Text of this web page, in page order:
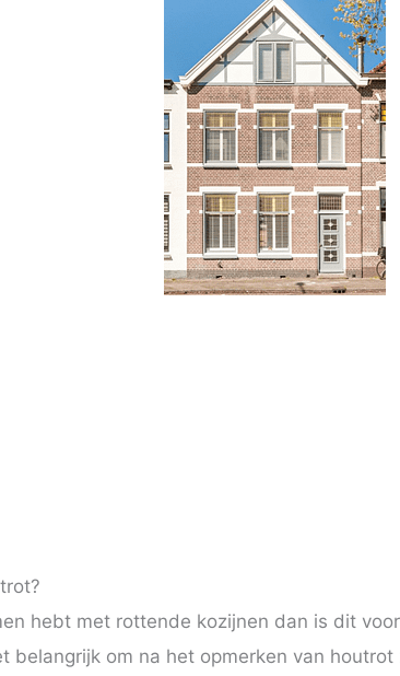
hebt met rottende kozijnen dan is dit
belangrijk om na het opmerken van